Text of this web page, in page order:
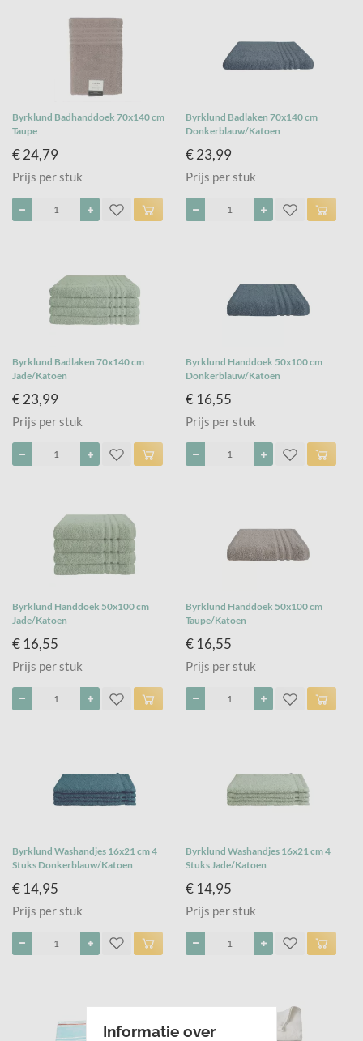
Byrklund Badhanddoek 70x140 cm
Taupe
€ 24,79
Prijs per stuk
Byrklund Badlaken 70x140 cm
Donkerblauw/Katoen
€ 23,99
Prijs per stuk
Byrklund Badlaken 70x140 cm
Jade/Katoen
€ 23,99
Prijs per stuk
Byrklund Handdoek 50x100 cm
Donkerblauw/Katoen
€ 16,55
Prijs per stuk
Byrklund Handdoek 50x100 cm
Jade/Katoen
€ 16,55
Prijs per stuk
Byrklund Handdoek 50x100 cm
Taupe/Katoen
€ 16,55
Prijs per stuk
Byrklund Washandjes 16x21 cm 4
Stuks Donkerblauw/Katoen
€ 14,95
Prijs per stuk
Byrklund Washandjes 16x21 cm 4
Stuks Jade/Katoen
€ 14,95
Prijs per stuk
Informatie over